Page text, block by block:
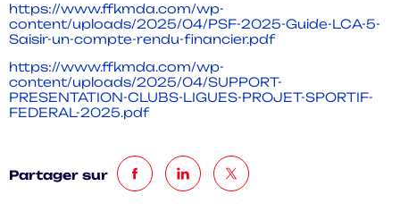
https://www.ffkmda.com/wp-
content/uploads/2025/04/PSF-2025-Guide-LCA-5-
Saisir-un-compte-rendu-financier.pdf
https://www.ffkmda.com/wp-
content/uploads/2025/04/SUPPORT-
PRESENTATION-CLUBS-LIGUES-PROJET-SPORTIF-
FEDERAL-2025.pdf
Partager sur